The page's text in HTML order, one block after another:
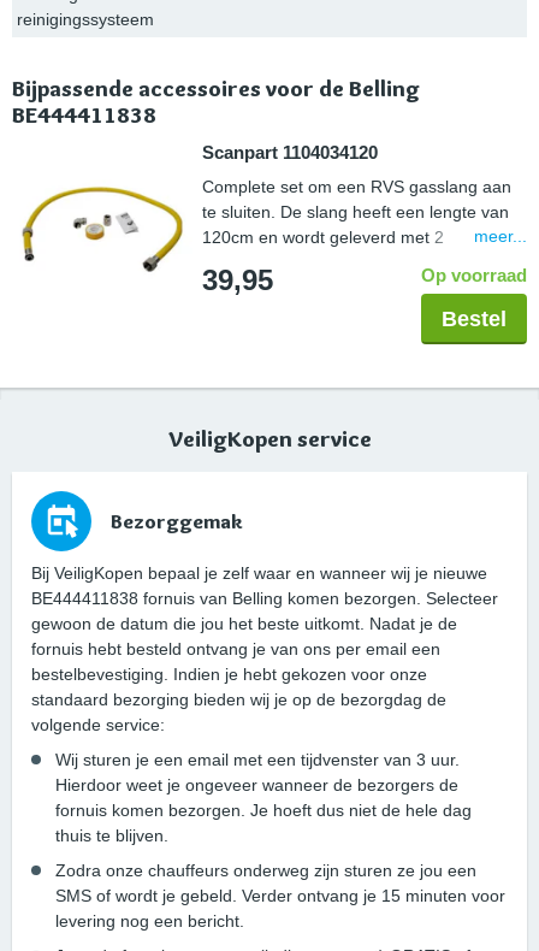
reinigingssysteem
Bijpassende accessoires voor de Belling
BE444411838
Scanpart 1104034120
Complete set om een RVS gasslang aan
te sluiten. De slang heeft een lengte van
120cm en wordt geleverd met 2
aangesloten kan worden. De tape wordt
gebruikt om de schroefdraadverbinding
veilig af te sluiten. De gehele set is Gastec
meer...
39,95 Op voorraad
Bestel
VeiligKopen service
Bezorggemak
Bij VeiligKopen bepaal je zelf waar en wanneer wij je nieuwe
BE444411838 fornuis van Belling komen bezorgen. Selecteer
gewoon de datum die jou het beste uitkomt. Nadat je de
fornuis hebt besteld ontvang je van ons per email een
bestelbevestiging. Indien je hebt gekozen voor onze
standaard bezorging bieden wij je op de bezorgdag de
volgende service:
Wij sturen je een email met een tijdvenster van 3 uur.
Hierdoor weet je ongeveer wanneer de bezorgers de
fornuis komen bezorgen. Je hoeft dus niet de hele dag
thuis te blijven.
Zodra onze chauffeurs onderweg zijn sturen ze jou een
SMS of wordt je gebeld. Verder ontvang je 15 minuten voor
levering nog een bericht.